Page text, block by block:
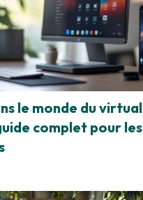
le monde du virtual
complet pour les